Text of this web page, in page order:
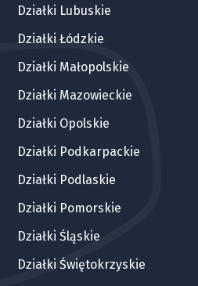
Działki Lubuskie
Działki Łódzkie
Działki Małopolskie
Działki Mazowieckie
Działki Opolskie
Działki Podkarpackie
Działki Podlaskie
Działki Pomorskie
Działki Śląskie
Działki Świętokrzyskie